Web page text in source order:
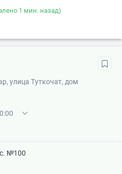
1 мин. назад)
улица Туткочат, дом
№100